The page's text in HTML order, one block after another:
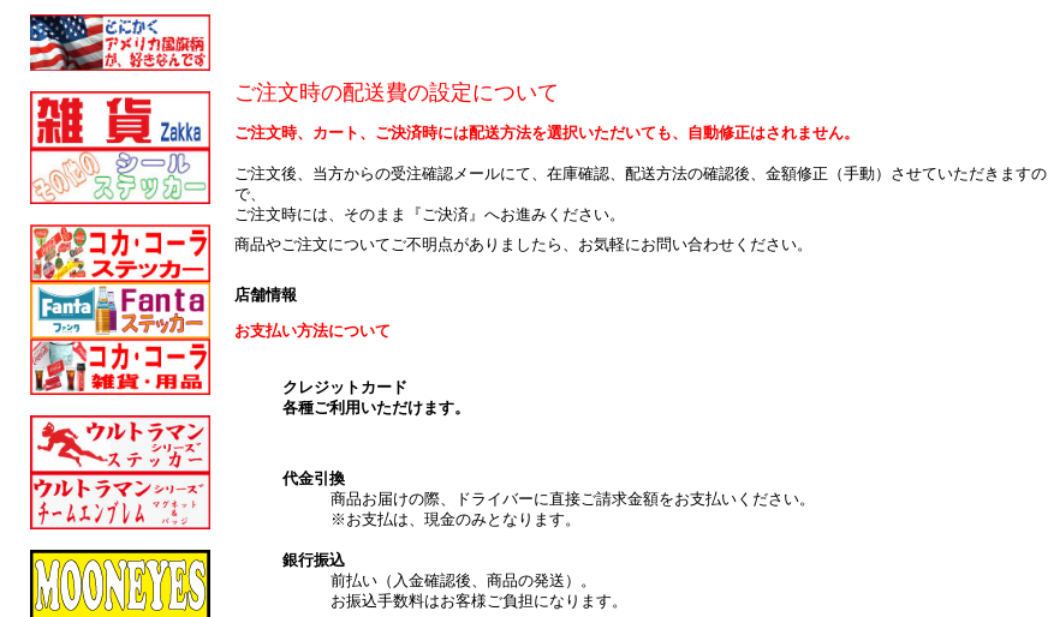
ご注文時の配送費の設定について
ご注文時、カート、ご決済時には配送方法を選択いただいても、自動修正はされません。
ご注文後、当方からの受注確認メールにて、在庫確認、配送方法の確認後、金額修正（手動）させていただきますの
で、
ご注文時には、そのまま『ご決済』へお進みください。
商品やご注文についてご不明点がありましたら、お気軽にお問い合わせください。
店舗情報
お支払い方法について
クレジットカード
各種ご利用いただけます。
代金引換
商品お届けの際、ドライバーに直接ご請求金額をお支払いください。
※お支払は、現金のみとなります。
銀行振込
前払い（入金確認後、商品の発送）。
お振込手数料はお客様ご負担になります。